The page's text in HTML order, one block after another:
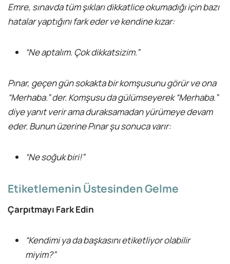
Emre, sınavda tüm şıkları dikkatlice okumadığı için bazı
hatalar yaptığını fark eder ve kendine kızar:
“Ne aptalım. Çok dikkatsizim.”
Pınar, geçen gün sokakta bir komşusunu görür ve ona
“Merhaba.” der. Komşusu da gülümseyerek “Merhaba.”
diye yanıt verir ama duraksamadan yürümeye devam
eder. Bunun üzerine Pınar şu sonuca varır:
“Ne soğuk biri!”
Etiketlemenin Üstesinden Gelme
Çarpıtmayı Fark Edin
“Kendimi ya da başkasını etiketliyor olabilir
miyim?”